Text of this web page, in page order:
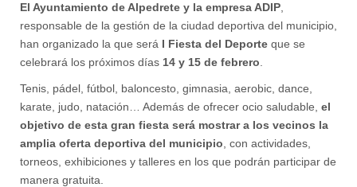
El Ayuntamiento de Alpedrete y la empresa ADIP
responsable de la gestión de la ciudad deportiva del municipio,
han organizado la que será I Fiesta del Deporte que se
celebrará los próximos días 14 y 15 de febrero
Tenis, pádel, fútbol, baloncesto, gimnasia, aerobic, dance,
karate, judo, natación… Además de ofrecer ocio saludable, el
objetivo de esta gran fiesta será mostrar a los vecinos la
amplia oferta deportiva del municipio , con actividades,
torneos, exhibiciones y talleres en los que podrán participar de
manera gratuita.